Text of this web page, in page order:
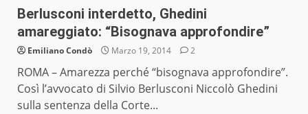
Berlusconi interdetto, Ghedini
amareggiato: “Bisognava approfondire”
Emiliano Condò Marzo 19, 2014 2
ROMA – Amarezza perché “bisognava approfondire”.
Così l’avvocato di Silvio Berlusconi Niccolò Ghedini
sulla sentenza della Corte...